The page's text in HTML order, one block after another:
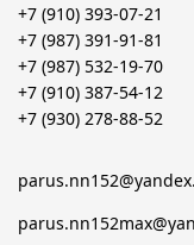
+7 (910) 393-07-21
+7 (987) 391-91-81
+7 (987) 532-19-70
+7 (910) 387-54-12
+7 (930) 278-88-52